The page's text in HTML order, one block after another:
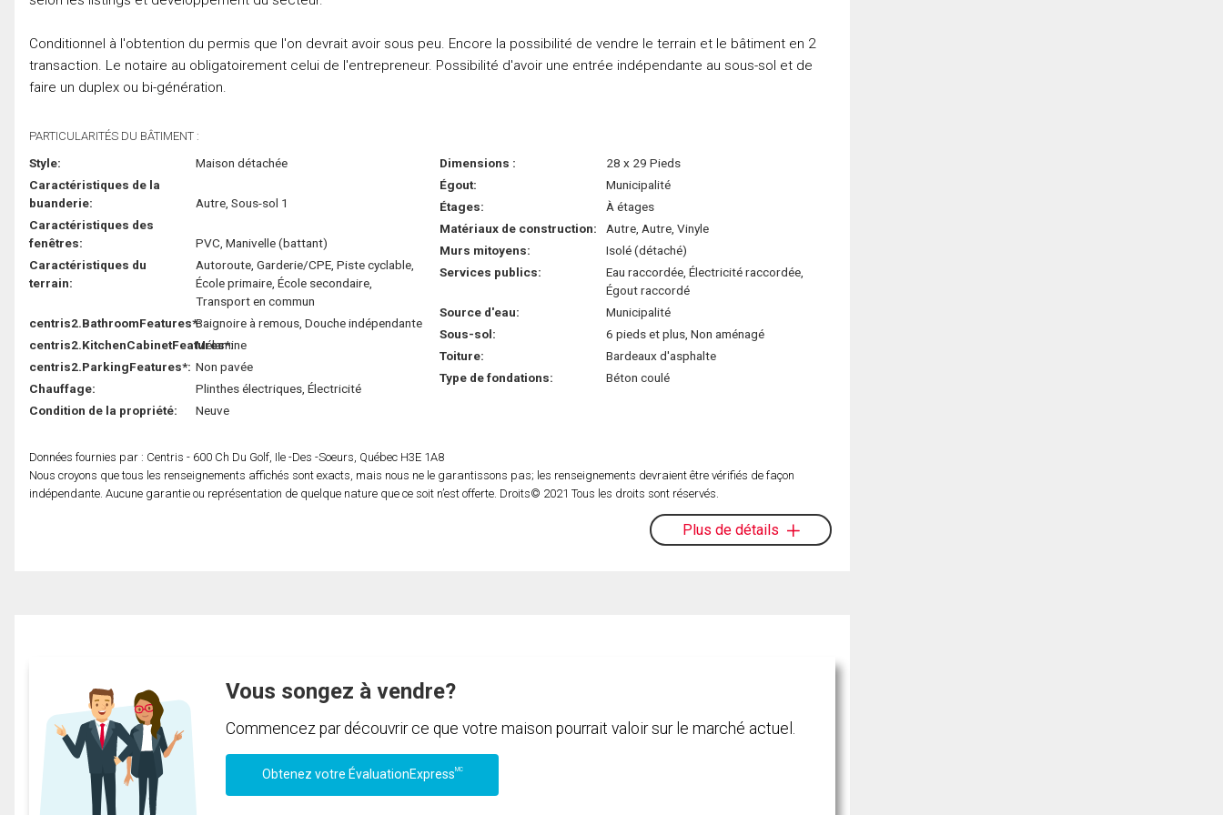
Conditionnel à l'obtention du permis que l'on devrait avoir sous peu. Encore la possibilité de vendre le terrain et le bâtiment en 2
transaction. Le notaire au obligatoirement celui de l'entrepreneur. Possibilité d'avoir une entrée indépendante au sous-sol et de
faire un duplex ou bi-génération.
PARTICULARITÉS DU BÂTIMENT :
Style:
Maison détachée
Caractéristiques de la
buanderie:
Autre, Sous-sol 1
Caractéristiques des
fenêtres:
PVC, Manivelle (battant)
Caractéristiques du
terrain:
Autoroute, Garderie/CPE, Piste cyclable,
École primaire, École secondaire,
Transport en commun
centris2.BathroomFeatures*:Baignoire à remous, Douche indépendante
centris2.KitchenCabinetFeatures*:
Mélamine
centris2.ParkingFeatures*: Non pavée
Chauffage:
Plinthes électriques, Électricité
Condition de la propriété:
Neuve
Dimensions :
28 x 29 Pieds
Égout:
Municipalité
Étages:
À étages
Matériaux de construction:
Autre, Autre, Vinyle
Murs mitoyens:
Isolé (détaché)
Services publics:
Eau raccordée, Électricité raccordée,
Égout raccordé
Source d'eau:
Municipalité
Sous-sol:
6 pieds et plus, Non aménagé
Toiture:
Bardeaux d'asphalte
Type de fondations:
Béton coulé
Données fournies par : Centris - 600 Ch Du Golf, Ile -Des -Soeurs, Québec H3E 1A8
Nous croyons que tous les renseignements affichés sont exacts, mais nous ne le garantissons pas; les renseignements devraient être vérifiés de façon
indépendante. Aucune garantie ou représentation de quelque nature que ce soit n’est offerte. Droits© 2021 Tous les droits sont réservés.
Plus de détails
Vous songez à vendre?
Commencez par découvrir ce que votre maison pourrait valoir sur le marché actuel.
Obtenez votre ÉvaluationExpressMC